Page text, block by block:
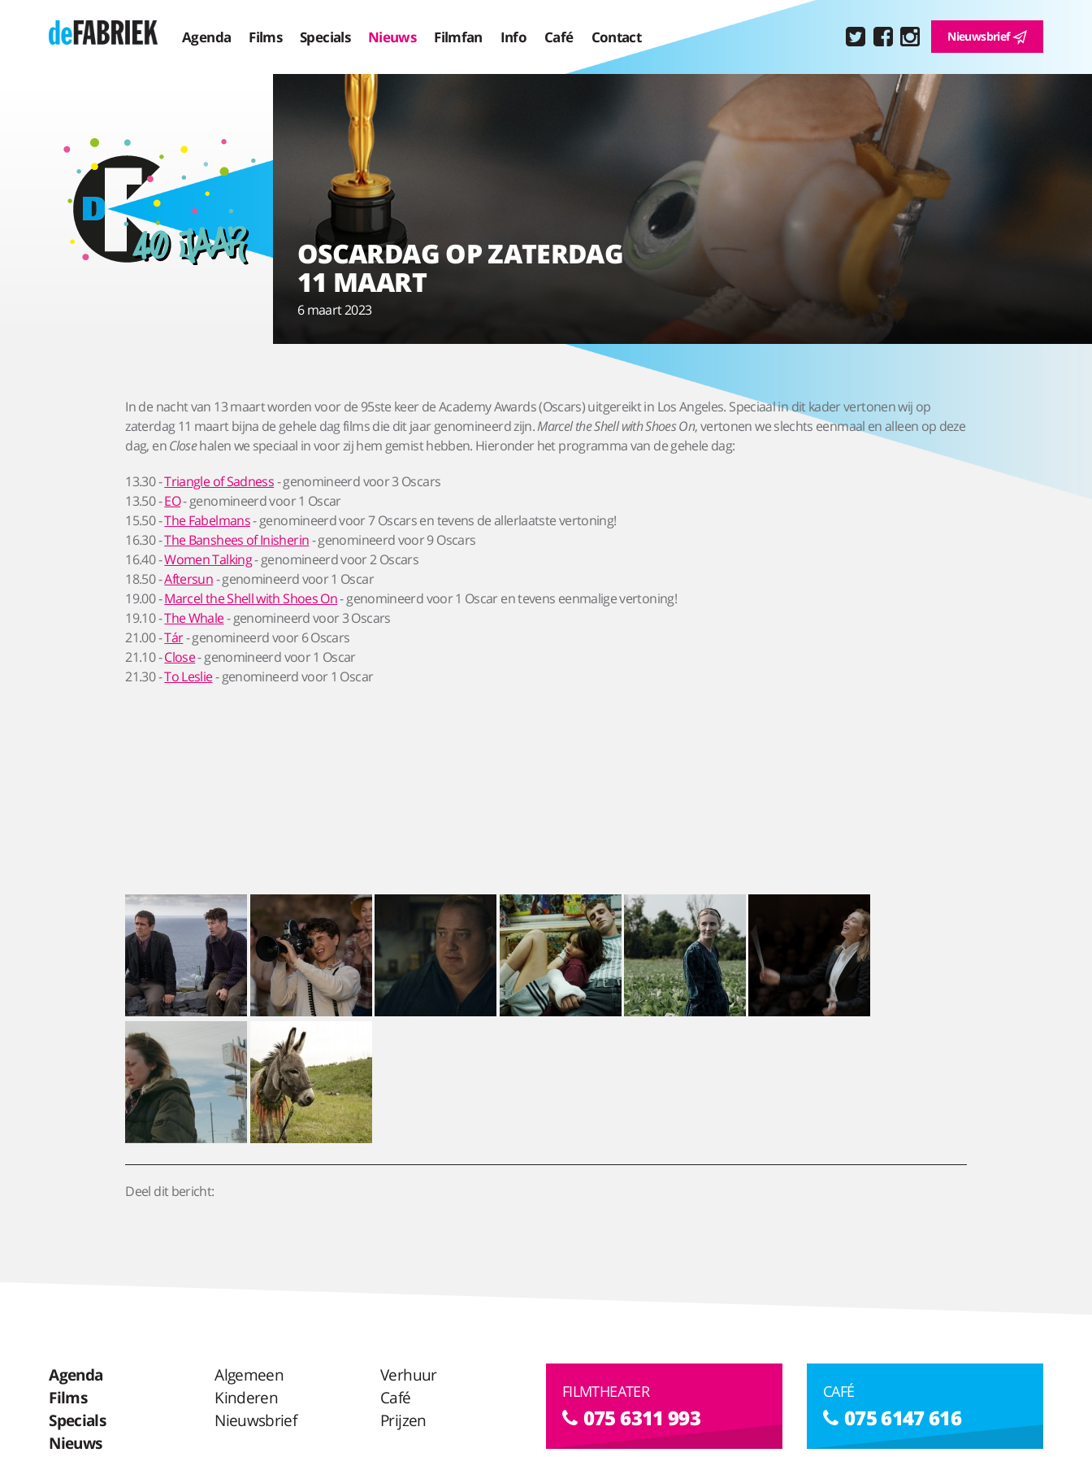
Agenda Films Specials Nieuws Filmfan Info Café Contact Nieuwsbrief
OSCARDAG OP ZATERDAG
11 MAART
6 maart 2023
In de nacht van 13 maart worden voor de 95ste keer de Academy Awards (Oscars) uitgereikt in Los Angeles. Speciaal in dit kader vertonen wij op
zaterdag 11 maart bijna de gehele dag films die dit jaar genomineerd zijn.Marcel the Shell with Shoes On, vertonen we slechts eenmaal en alleen op deze
dag, enClosehalen we speciaal in voor zij hem gemist hebben. Hieronder het programma van de gehele dag:
13.30 -Triangle of Sadness- genomineerd voor 3 Oscars
13.50 -EO- genomineerd voor 1 Oscar
15.50 -The Fabelmans- genomineerd voor 7 Oscars en tevens de allerlaatste vertoning!
16.30 -The Banshees of Inisherin- genomineerd voor 9 Oscars
16.40 -Women Talking- genomineerd voor 2 Oscars
18.50 -Aftersun- genomineerd voor 1 Oscar
19.00 -Marcel the Shell with Shoes On- genomineerd voor 1 Oscar en tevens eenmalige vertoning!
19.10 -The Whale- genomineerd voor 3 Oscars
21.00 -Tár- genomineerd voor 6 Oscars
21.10 -Close- genomineerd voor 1 Oscar
21.30 -To Leslie- genomineerd voor 1 Oscar
Deel dit bericht:
Agenda
Films
Specials
Nieuws
Algemeen
Verhuur
Kinderen
Café
Nieuwsbrief
Prijzen
FILMTHEATER
075 6311 993
CAFÉ
075 6147 616